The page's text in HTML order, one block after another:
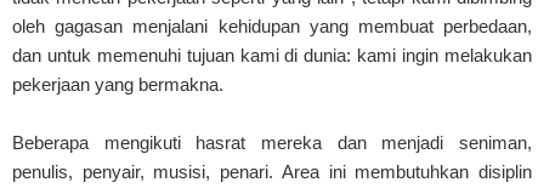
oleh gagasan menjalani kehidupan yang membuat perbedaan,
dan untuk memenuhi tujuan kami di dunia: kami ingin melakukan
pekerjaan yang bermakna.
Beberapa mengikuti hasrat mereka dan menjadi seniman,
penulis, penyair, musisi, penari. Area ini membutuhkan disiplin